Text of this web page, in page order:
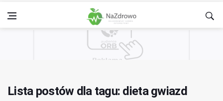
Lista postów dla tagu: dieta gwiazd